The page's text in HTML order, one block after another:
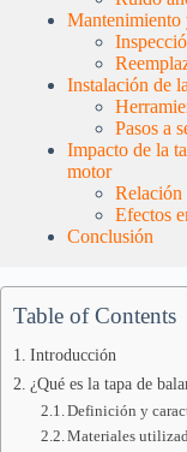
Mantenimiento
Instalación de
Pasos a
Impacto de la
motor
Relación
Efectos
Conclusión
Table of Contents
Introducción
¿Qué es la tapa de
Definición y
Materiales